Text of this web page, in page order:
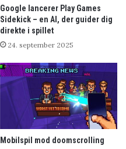
Google lancerer Play Games
Sidekick – en AI, der guider dig
direkte i spillet
24. september 2025
Mobilspil mod doomscrolling